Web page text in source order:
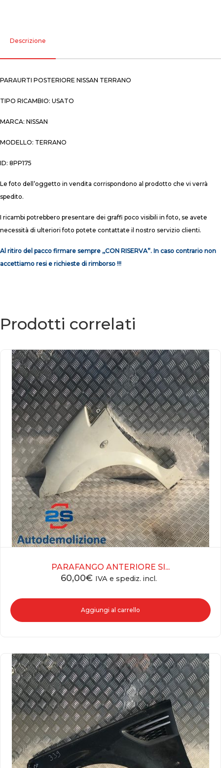
Descrizione
PARAURTI POSTERIORE NISSAN TERRANO
TIPO RICAMBIO: USATO
MARCA: NISSAN
MODELLO: TERRANO
ID: 8PP175
Le foto dell’oggetto in vendita corrispondono al prodotto che vi verrà
spedito.
I ricambi potrebbero presentare dei graffi poco visibili in foto, se avete
necessità di ulteriori foto potete contattate il nostro servizio clienti.
Al ritiro del pacco firmare sempre ,,CON RISERVA”. In caso contrario non
accettiamo resi e richieste di rimborso !!!
Prodotti correlati
PARAFANGO ANTERIORE SI...
60,00€ IVA e spediz. incl.
Aggiungi al carrello